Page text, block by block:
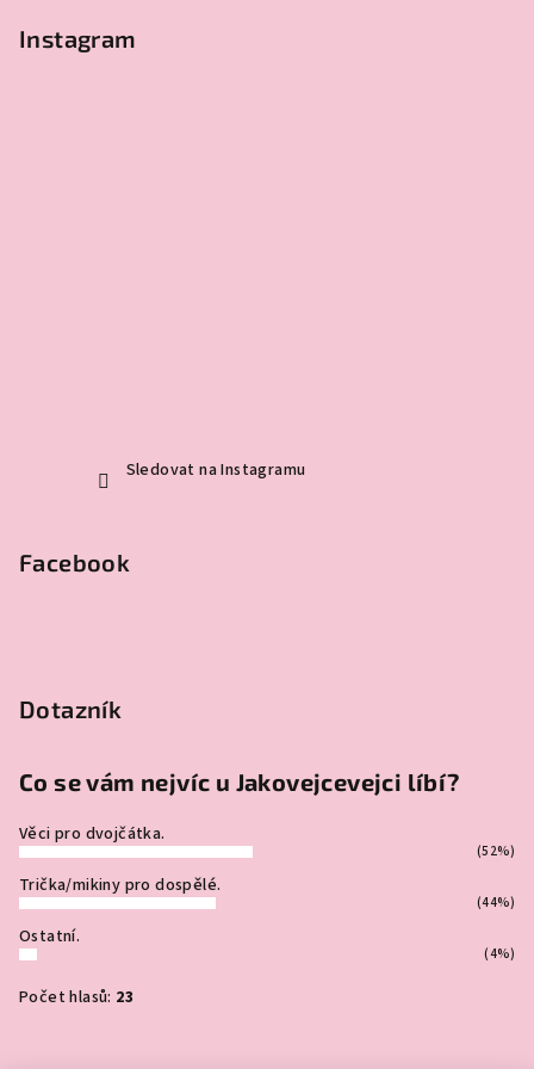
Instagram
Sledovat na Instagramu
Facebook
Dotazník
Co se vám nejvíc u Jakovejcevejci líbí?
Věci pro dvojčátka.
(52%)
Trička/mikiny pro dospělé.
(44%)
Ostatní.
(4%)
Počet hlasů: 23